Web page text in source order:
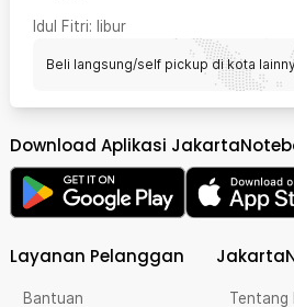
Idul Fitri: libur
Beli langsung/self pickup di kota
Download Aplikasi
Layanan Pelanggan
Bantuan Tentang